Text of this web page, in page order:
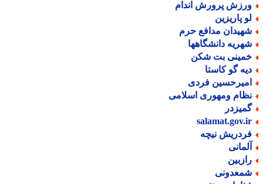
پرورش اندام
پاریزین
مدافع حرم
دانشگاهها
بت شکن
گو کاستا
فردی
ومهوری اسلامی
نیچه